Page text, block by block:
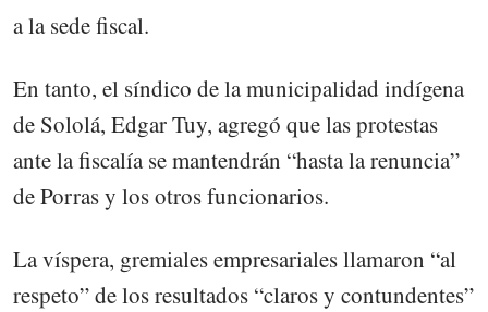
a la sede fiscal.
En tanto, el síndico de la municipalidad indígena
de Sololá, Edgar Tuy, agregó que las protestas
ante la fiscalía se mantendrán “hasta la renuncia”
de Porras y los otros funcionarios.
La víspera, gremiales empresariales llamaron “al
respeto” de los resultados “claros y contundentes”